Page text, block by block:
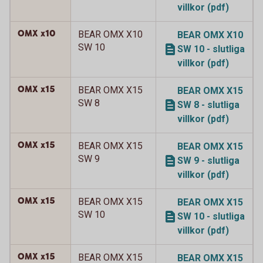
villkor (pdf)
OMX x10
BEAR OMX X10
SW 10
BEAR OMX X10
SW 10 - slutliga
villkor (pdf)
OMX x15
BEAR OMX X15
SW 8
BEAR OMX X15
SW 8 - slutliga
villkor (pdf)
OMX x15
BEAR OMX X15
SW 9
BEAR OMX X15
SW 9 - slutliga
villkor (pdf)
OMX x15
BEAR OMX X15
SW 10
BEAR OMX X15
SW 10 - slutliga
villkor (pdf)
OMX x15 BEAR OMX X15 BEAR OMX X15